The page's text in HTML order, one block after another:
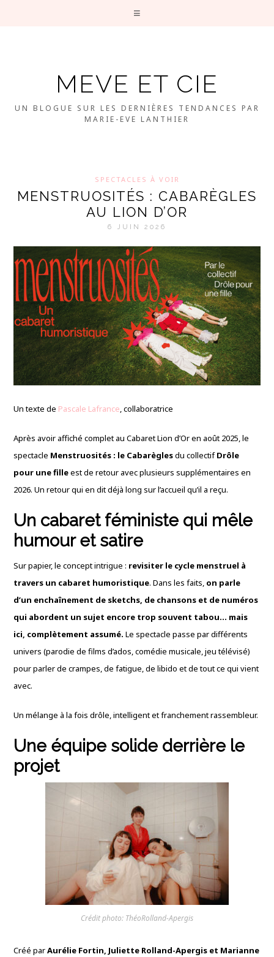
MEVE ET CIE
UN BLOGUE SUR LES DERNIÈRES TENDANCES PAR
MARIE-EVE LANTHIER
SPECTACLES À VOIR
MENSTRUOSITÉS : CABARÈGLES
AU LION D’OR
6 JUIN 2026
Un texte de Pascale Lafrance, collaboratrice
Après avoir affiché complet au Cabaret Lion d’Or en août 2025, le
spectacle Menstruosités : le Cabarèglesdu collectifDrôle
pour une filleest de retour avec plusieurs supplémentaires en
2026. Un retour qui en dit déjà long sur l’accueil qu’il a reçu.
Un cabaret féministe qui mêle
humour et satire
Sur papier, le concept intrigue : revisiter le cycle menstruel à
travers un cabaret humoristique. Dans les faits, on parle
d’un enchaînement de sketchs, de chansons et de numéros
qui abordent un sujet encore trop souvent tabou… mais
ici, complètement assumé.Le spectacle passe par différents
univers (parodie de films d’ados, comédie musicale, jeu télévisé)
pour parler de crampes, de fatigue, de libido et de tout ce qui vient
avec.
Un mélange à la fois drôle, intelligent et franchement rassembleur.
Une équipe solide derrière le
projet
Crédit photo: ThéoRolland-Apergis
Créé parAurélie Fortin, Juliette Rolland-Apergis et Marianne